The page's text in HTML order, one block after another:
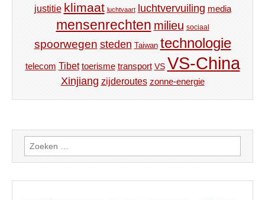
justitie klimaat luchtvaart luchtvervuiling media
mensenrechten milieu sociaal
spoorwegen steden Taiwan technologie
telecom Tibet toerisme transport VS VS-China
Xinjiang zijderoutes zonne-energie
Zoeken
naar: